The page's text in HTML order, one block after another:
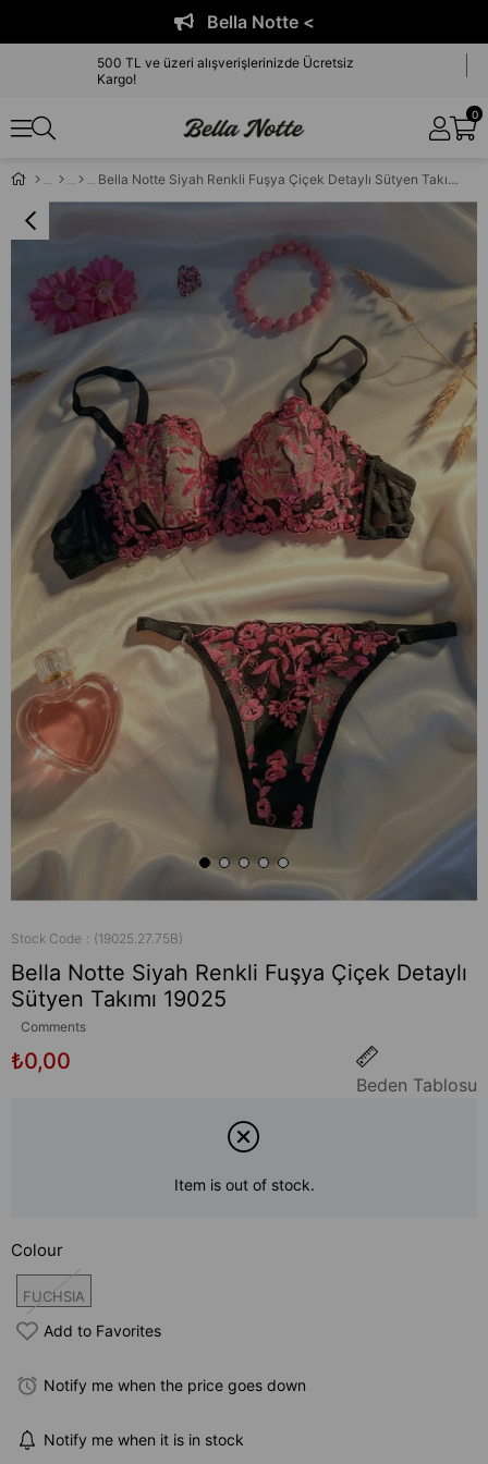
Bella Notte <
500 TL ve üzeri alışverişlerinizde Ücretsiz
Kargo!
0
Bella Notte Siyah Renkli Fuşya Çiçek Detaylı Sütyen Takımı 19025
Stock Code (19025.27.75B)
Bella Notte Siyah Renkli Fuşya Çiçek Detaylı
Sütyen Takımı 19025
Comments
₺0,00
Beden Tablosu
Item is out of stock.
Colour
FUCHSIA
Add to Favorites
Notify me when the price goes down
Notify me when it is in stock